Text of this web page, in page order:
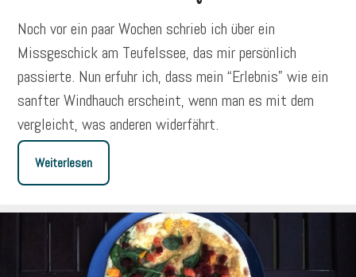
Noch vor ein paar Wochen schrieb ich über ein
Missgeschick am Teufelssee, das mir persönlich
passierte. Nun erfuhr ich, dass mein “Erlebnis” wie ein
sanfter Windhauch erscheint, wenn man es mit dem
vergleicht, was anderen widerfährt.
Weiterlesen